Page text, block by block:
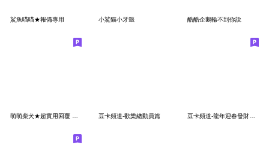
鯊魚喵喵★報備專用 小鯊貓小牙籤 酷酷企鵝輪不到你說
萌萌柴犬★超實用回覆 開心狗勾! 豆卡頻道-歡樂總動員篇 豆卡頻道-龍年迎春發財貼圖